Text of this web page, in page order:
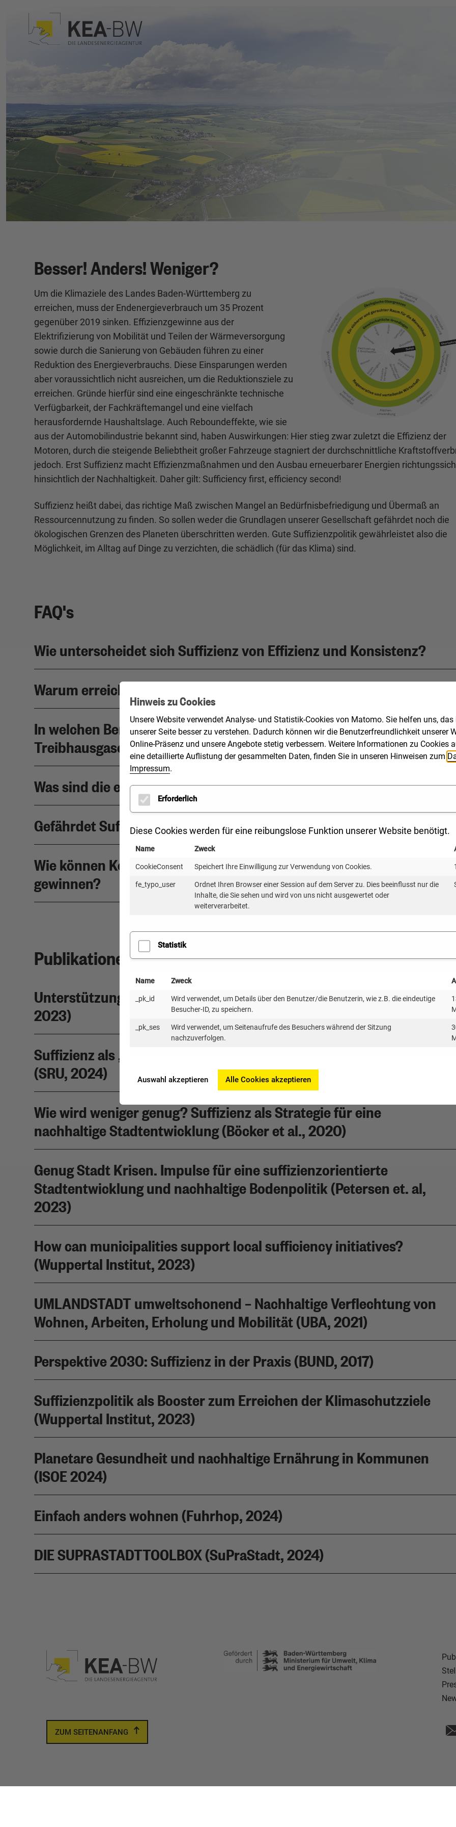
Besser! Anders! Weniger?
Um die Klimaziele des Landes Baden-Württemberg zu
erreichen, muss der Endenergieverbrauch um 35 Prozent
gegenüber 2019 sinken. Effizienzgewinne aus der
Elektrifizierung von Mobilität und Teilen der Wärmeversorgung
sowie durch die Sanierung von Gebäuden führen zu einer
Reduktion des Energieverbrauchs. Diese Einsparungen werden
aber voraussichtlich nicht ausreichen, um die Reduktionsziele zu
erreichen. Gründe hierfür sind eine eingeschränkte technische
Verfügbarkeit, der Fachkräftemangel und eine vielfach
herausfordernde Haushaltslage. Auch Reboundeffekte, wie sie
aus der Automobilindustrie bekannt sind, haben Auswirkungen: Hier stieg zwar zuletzt die Effizienz der
Motoren, durch die steigende Beliebtheit großer Fahrzeuge stagniert der durchschnittliche
jedoch. Erst Suffizienz macht Effizienzmaßnahmen und den Ausbau erneuerbarer Energien
hinsichtlich der Nachhaltigkeit. Daher gilt: Sufficiency first, efficiency second!
Suffizienz heißt dabei, das richtige Maß zwischen Mangel an Bedürfnisbefriedigung und Übermaß an
Ressourcennutzung zu finden. So sollen weder die Grundlagen unserer Gesellschaft gefährdet noch die
ökologischen Grenzen des Planeten überschritten werden. Gute Suffizienzpolitik gewährleistet also die
Möglichkeit, im Alltag auf Dinge zu verzichten, die schädlich (für das Klima) sind.
FAQ's
Wie unterscheidet sich Suffizienz von Effizienz und Konsistenz?
Warum erreichen wir unsere Klimaschutzziele nur mit Suffizienz?
In welchen Bereichen lassen sich mit Suffizienz
Treibhausgasemissionen einsparen?
Was sind die effektivsten Suffizienzmaßnahmen auf lokaler Ebene?
Gefährdet Suffizienz unseren Wohlstand?
Wie können Kommunen ihre Bürgerinnen und Bürger für Suffizienz
gewinnen?
Publikationen (extern)
Unterstützung von Suffizienzansätzen im Gebäudebereich (ifeu,
2023)
Suffizienz als „Strategie des Genug“: Eine Einladung zur Diskussion
(SRU, 2024)
Wie wird weniger genug? Suffizienz als Strategie für eine
nachhaltige Stadtentwicklung (Böcker et al., 2020)
Genug Stadt Krisen. Impulse für eine suffizienzorientierte
Stadtentwicklung und nachhaltige Bodenpolitik (Petersen et. al,
2023)
How can municipalities support local sufficiency initiatives?
(Wuppertal Institut, 2023)
UMLANDSTADT umweltschonend – Nachhaltige Verflechtung von
Wohnen, Arbeiten, Erholung und Mobilität (UBA, 2021)
Perspektive 2030: Suffizienz in der Praxis (BUND, 2017)
Suffizienzpolitik als Booster zum Erreichen der Klimaschutzziele
(Wuppertal Institut, 2023)
Planetare Gesundheit und nachhaltige Ernährung in Kommunen
(ISOE 2024)
Einfach anders wohnen (Fuhrhop, 2024)
DIE SUPRASTADTTOOLBOX (SuPraStadt, 2024)
ZUM SEITENANFANG
Hinweis zu Cookies
Unsere Website verwendet Analyse- und Statistik-Cookies von Matomo. Sie helfen uns,
unserer Seite besser zu verstehen. Dadurch können wir die Benutzerfreundlichkeit unserer
Online-Präsenz und unsere Angebote stetig verbessern. Weitere Informationen zu Cookies
eine detaillierte Auflistung der gesammelten Daten, finden Sie in unseren Hinweisen zum
Impressum.
Erforderlich
Diese Cookies werden für eine reibungslose Funktion unserer Website benötigt.
Name Zweck
CookieConsent Speichert Ihre Einwilligung zur Verwendung von Cookies.
fe_typo_user
Ordnet Ihren Browser einer Session auf dem Server zu. Dies beeinflusst nur die
Inhalte, die Sie sehen und wird von uns nicht ausgewertet oder
weiterverarbeitet.
Statistik
Name Zweck
_pk_id
Wird verwendet, um Details über den Benutzer/die Benutzerin, wie z.B. die eindeutige
Besucher-ID, zu speichern.
_pk_ses
Wird verwendet, um Seitenaufrufe des Besuchers während der Sitzung
nachzuverfolgen.
Auswahl akzeptieren Alle Cookies akzeptieren